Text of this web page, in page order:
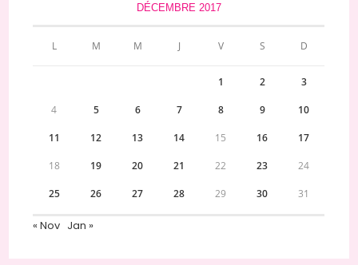
DÉCEMBRE 2017
L M M J V S D
1 2 3
4 5 6 7 8 9 10
11 12 13 14 15 16 17
18 19 20 21 22 23 24
25 26 27 28 29 30 31
« Nov Jan »